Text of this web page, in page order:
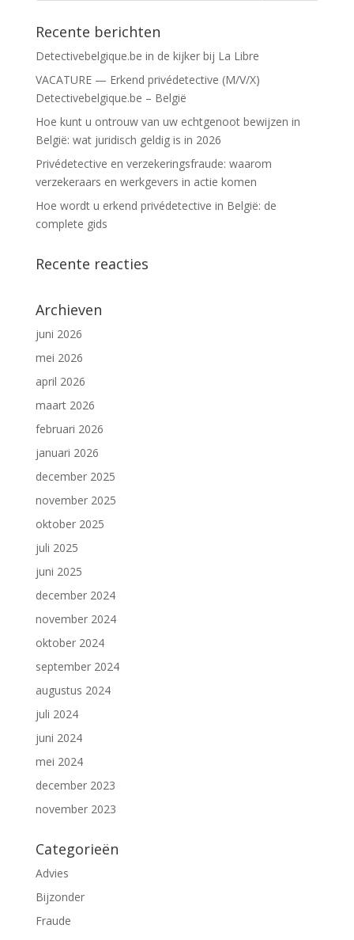
Recente berichten
Detectivebelgique.be in de kijker bij La Libre
VACATURE — Erkend privédetective (M/V/X)
Detectivebelgique.be – België
Hoe kunt u ontrouw van uw echtgenoot bewijzen in
België: wat juridisch geldig is in 2026
Privédetective en verzekeringsfraude: waarom
verzekeraars en werkgevers in actie komen
Hoe wordt u erkend privédetective in België: de
complete gids
Recente reacties
Archieven
juni 2026
mei 2026
april 2026
maart 2026
februari 2026
januari 2026
december 2025
november 2025
oktober 2025
juli 2025
juni 2025
december 2024
november 2024
oktober 2024
september 2024
augustus 2024
juli 2024
juni 2024
mei 2024
december 2023
november 2023
Categorieën
Advies
Bijzonder
Fraude